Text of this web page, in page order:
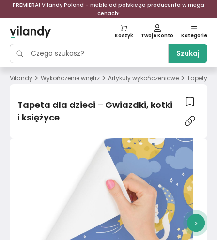
PREMIERA! Vilandy Poland - meble od polskiego producenta w mega
cenach!
Szukaj
Koszyk Twoje Konto Kategorie
Vilandy > Wykończenie wnętrz > Artykuły wykończeniowe > Tapety
Tapeta dla dzieci – Gwiazdki, kotki
i księżyce
>